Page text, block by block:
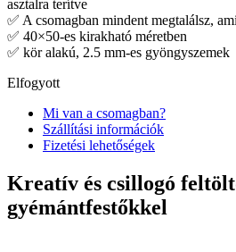
asztalra terítve
✅ A csomagban mindent megtalálsz,
✅ 40×50-es kirakható méretben
✅ kör alakú, 2.5 mm-es gyöngyszemek
Elfogyott
Mi van a csomagban?
Szállítási információk
Fizetési lehetőségek
Kreatív és csillogó
gyémántfestőkkel